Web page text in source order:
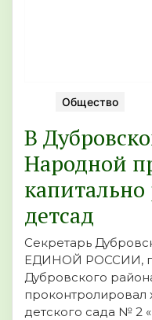
Общество
В
Народной
детсад
Секретарь
ЕДИНОЙ РОССИИ,
Дубровского
проконтролировал
детского сада № 2